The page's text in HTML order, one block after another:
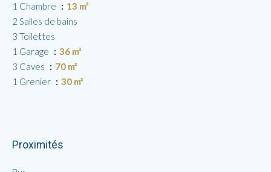
1 Chambre
13 m²
2 Salles de bains
3 Toilettes
1 Garage
36 m²
3 Caves
70 m²
1 Grenier
30 m²
Proximités